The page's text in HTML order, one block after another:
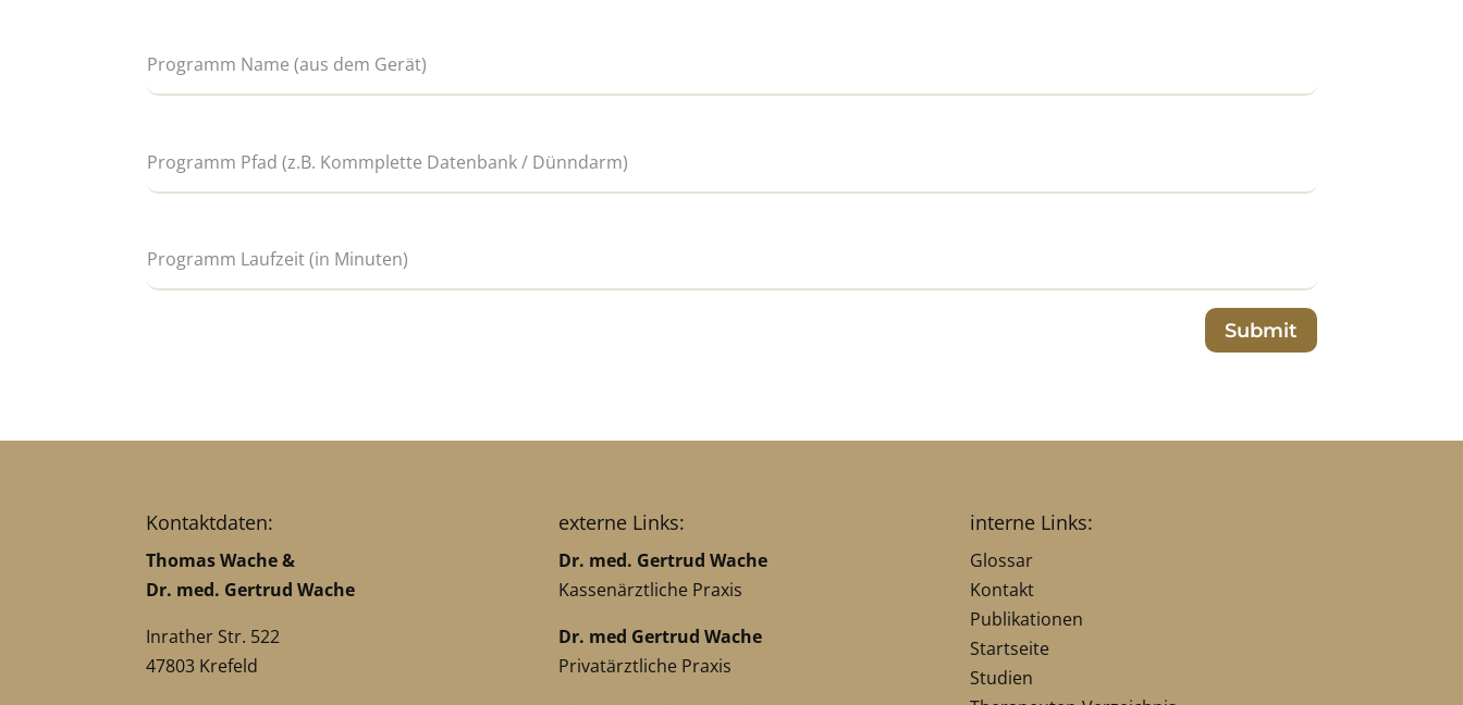
Submit
Kontaktdaten:
Thomas Wache &
Dr. med. Gertrud Wache
Inrather Str. 522
47803 Krefeld
externe Links:
Dr. med. Gertrud Wache
Kassenärztliche Praxis
Dr. med Gertrud Wache
Privatärztliche Praxis
interne Links:
Glossar
Kontakt
Publikationen
Startseite
Studien